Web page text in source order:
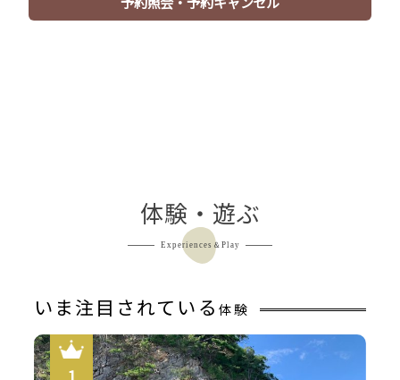
め、北館を休館いたします。
南館は通常通り営業しておりますが、
大浴場は北館にのみ設置されており、南館に大浴場はござ
そのため、工事期間中は大浴場をご利用いただけません。
なお、南館客室に備わっている展望信楽焼風呂は温泉をひ
いておりますので、お部屋でゆっくりご入浴いただけま
体験・遊ぶ
Experiences＆Play
いま注目されている 体験